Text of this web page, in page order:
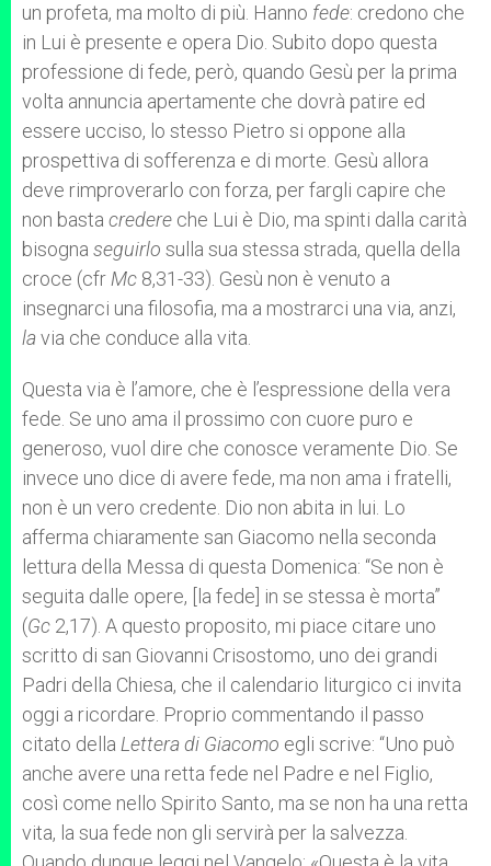
un profeta, ma molto di più. Hanno fede: credono che
in Lui è presente e opera Dio. Subito dopo questa
professione di fede, però, quando Gesù per la prima
volta annuncia apertamente che dovrà patire ed
essere ucciso, lo stesso Pietro si oppone alla
prospettiva di sofferenza e di morte. Gesù allora
deve rimproverarlo con forza, per fargli capire che
non basta credere che Lui è Dio, ma spinti dalla carità
bisogna seguirlo sulla sua stessa strada, quella della
croce (cfr Mc 8,31-33). Gesù non è venuto a
insegnarci una filosofia, ma a mostrarci una via, anzi,
lavia che conduce alla vita.
Questa via è l’amore, che è l’espressione della vera
fede. Se uno ama il prossimo con cuore puro e
generoso, vuol dire che conosce veramente Dio. Se
invece uno dice di avere fede, ma non ama i fratelli,
non è un vero credente. Dio non abita in lui. Lo
afferma chiaramente san Giacomo nella seconda
lettura della Messa di questa Domenica: “Se non è
seguita dalle opere, [la fede] in se stessa è morta”
(Gc 2,17). A questo proposito, mi piace citare uno
scritto di san Giovanni Crisostomo, uno dei grandi
Padri della Chiesa, che il calendario liturgico ci invita
oggi a ricordare. Proprio commentando il passo
citato della Lettera di Giacomo egli scrive: “Uno può
anche avere una retta fede nel Padre e nel Figlio,
così come nello Spirito Santo, ma se non ha una retta
vita, la sua fede non gli servirà per la salvezza.